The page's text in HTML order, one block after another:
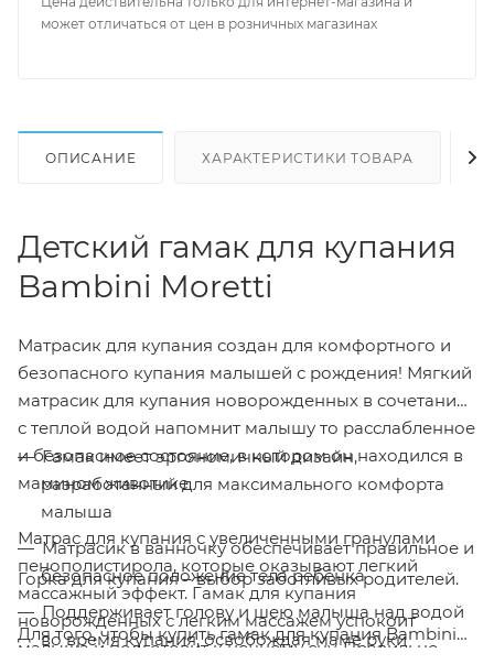
может отличаться от цен в розничных магазинах
ОПИСАНИЕ ХАРАКТЕРИСТИКИ ТОВАРА
Детский гамак для купания
Bambini Moretti
Матрасик для купания создан для комфортного и
безопасного купания малышей с рождения! Мягкий
матрасик для купания новорожденных в сочетании
с теплой водой напомнит малышу то расслабленное
и безопасное состояние, в котором он находился в
мамином животике.
Матрас для купания с увеличенными гранулами
пенополистирола, которые оказывают легкий
массажный эффект. Гамак для купания
новорожденных с легким массажем успокоит
малыша и подготовит к ночному сну. Правильно
Гамак имеет эргономичный дизайн,
разработанный для максимального комфорта
малыша
Матрасик в ванночку обеспечивает правильное и
безопасное положение тела ребёнка
Поддерживает голову и шею малыша над водой
во время купания, освобождая маме руки
Горка для купания – выбор заботливых родителей.
Для того, чтобы купить гамак для купания Bambini